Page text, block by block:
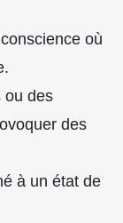
où
ou des
des
à un état de